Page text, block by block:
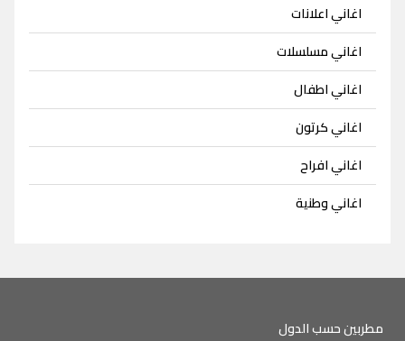
اغاني اعلانات
اغاني مسلسلات
اغاني اطفال
اغاني كرتون
اغاني افراح
اغاني وطنية
مطربين حسب الدول